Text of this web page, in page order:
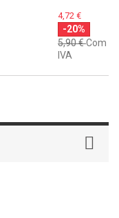
4,72 €
-20%
5,90 €Com
IVA